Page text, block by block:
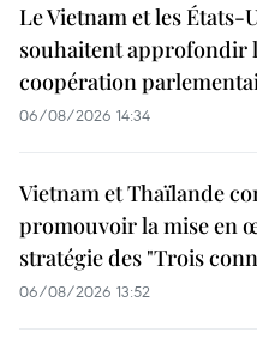
Le Vietnam et les États-
souhaitent approfondir
coopération
06/08/2026 14:34
Vietnam et Thaïlande
promouvoir la mise en
stratégie des "Trois
06/08/2026 13:52